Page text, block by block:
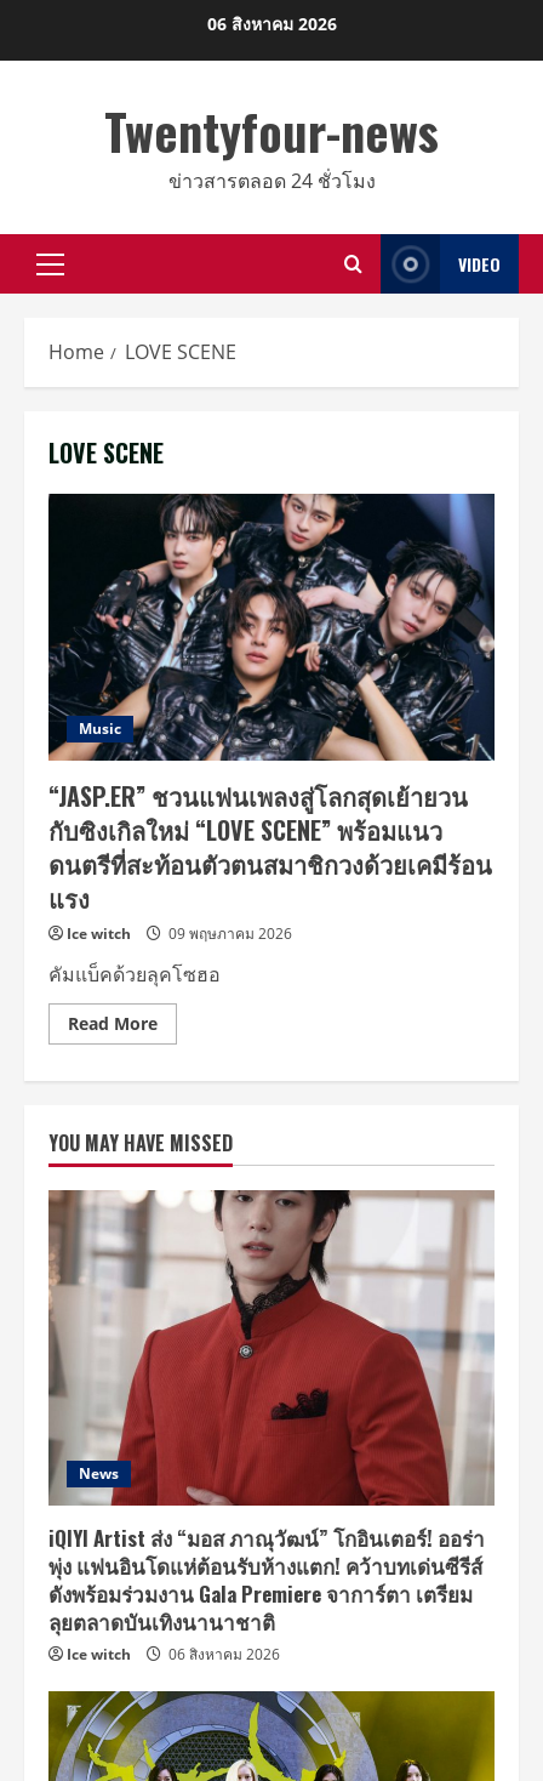
06 สิงหาคม 2026
Twentyfour-news
ข่าวสารตลอด 24 ชั่วโมง
Primary
VIDEO
Home LOVE SCENE
LOVE SCENE
Music
“JASP.ER” ชวนแฟนเพลงสู่โลกสุดเย้ายวน
กับซิงเกิลใหม่ “LOVE SCENE” พร้อมแนว
ดนตรีที่สะท้อนตัวตนสมาชิกวงด้วยเคมีร้อน
แรง
Ice witch 09 พฤษภาคม 2026
คัมแบ็คด้วยลุคโซฮอ
Read MoreRead
more
สู่
โลก
สุด
เย้า
ยวน
ใหม่
พร้อม
แนว
สะท้อน
ร้อน
YOU MAY HAVE MISSED
News
iQIYI Artist ส่ง “มอส ภาณุวัฒน์” โกอินเตอร์! ออร่า
พุ่ง แฟนอินโดแห่ต้อนรับห้างแตก! คว้าบทเด่นซีรีส์
ดังพร้อมร่วมงาน Gala Premiere จาการ์ตา เตรียม
ลุยตลาดบันเทิงนานาชาติ
Ice witch 06 สิงหาคม 2026